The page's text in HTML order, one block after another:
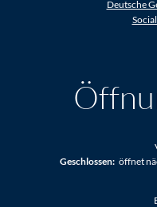
Deutsche
Klicken, um weitere
Geschlossen: öffnet